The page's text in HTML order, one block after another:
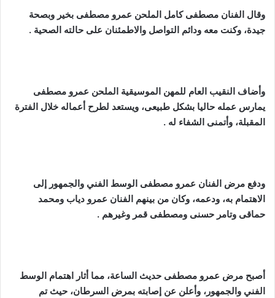
وقال الفنان مصطفى كامل الملحن عمرو مصطفى بخير وبصحة
جيدة، وكنت معه ودائم التواصل والاطمئنان على حالته الصحية .
وأضاف النقيب العام للمهن الموسيقية الملحن عمرو مصطفى
يمارس عمله حاليا بشكل طبيعى، ويستعد لطرح أعماله خلال الفترة
المقبلة، وأتمنى الشفاء له .
ودفع مرض الفنان عمرو مصطفى الوسط الفني والجمهور إلى
الاهتمام به، ودعمه، وكان من بينهم الفنان عمرو دياب ومحمد
حماقى وتامر حسنى ومصطفى قمر وغيرهم .
أصبح مرض عمرو مصطفى حديث الساعة، مما أثار اهتمام الوسط
الفني والجمهور، وأعلن عن إصابته بمرض السرطان، حيث تم